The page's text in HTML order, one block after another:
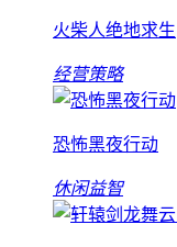
火柴人绝地求生
经营策略
恐怖黑夜行动
休闲益智